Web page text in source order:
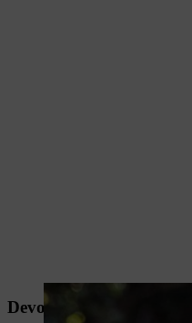
Devo cortar o relvado